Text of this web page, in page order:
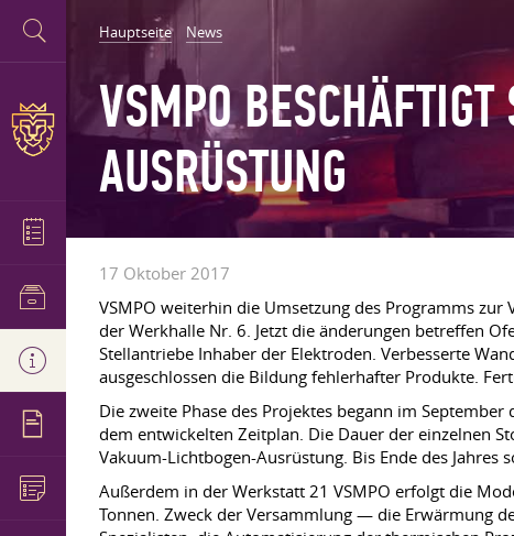
Hauptseite News
VSMPO
AUSRÜSTUNG
17 Oktober 2017
VSMPO weiterhin die Umsetzung des Programms
der Werkhalle Nr. 6. Jetzt die änderungen betreffen
Stellantriebe Inhaber der Elektroden. Verbesserte
ausgeschlossen die Bildung fehlerhafter Produkte.
Die zweite Phase des Projektes begann im
dem entwickelten Zeitplan. Die Dauer der einzelnen
Vakuum-Lichtbogen-Ausrüstung. Bis Ende des
Außerdem in der Werkstatt 21 VSMPO erfolgt die
Tonnen. Zweck der Versammlung — die Erwärmung